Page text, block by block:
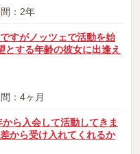
：2年
すがノッツェで活動を始
とする年齢の彼女に出逢え
：4ヶ月
ら入会して活動してきま
から受け入れてくれるか